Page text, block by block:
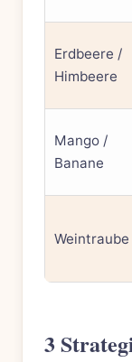
Erdbeere /
Himbeere
Mango /
Banane
Weintraube
3